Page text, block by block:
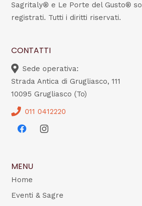
Sagritaly® e Le Porte del Gusto®
registrati. Tutti i diritti riservati.
CONTATTI
Sede operativa:
Strada Antica di Grugliasco, 111
10095 Grugliasco (To)
011 0412220
MENU
Home
Eventi & Sagre